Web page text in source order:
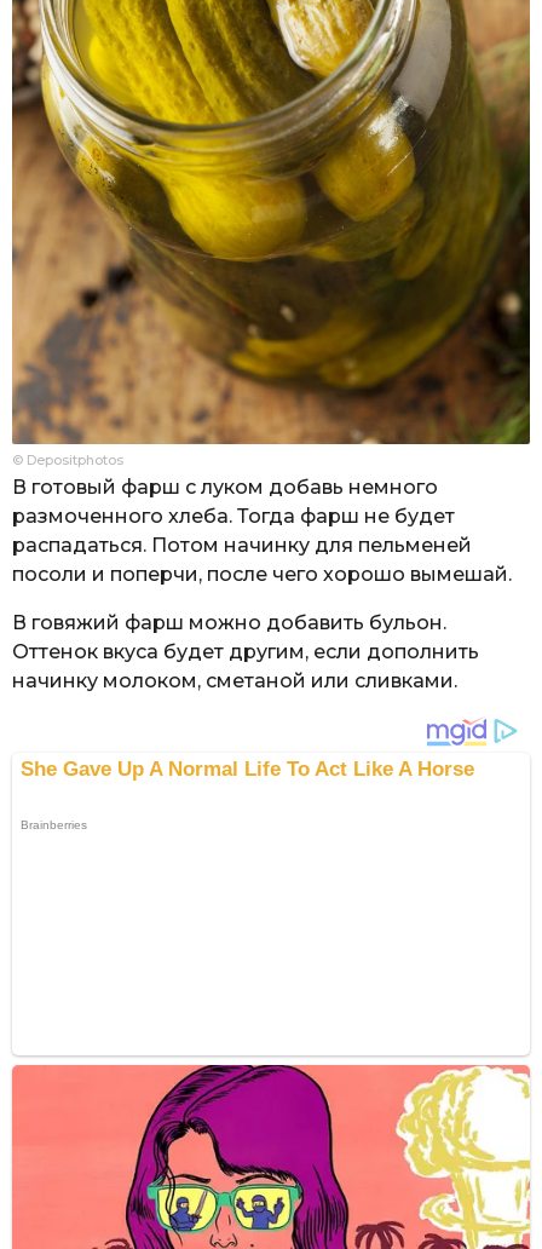
© Depositphotos
В готовый фарш с луком добавь немного
размоченного хлеба. Тогда фарш не будет
распадаться. Потом начинку для пельменей
посоли и поперчи, после чего хорошо вымешай.
В говяжий фарш можно добавить бульон.
Оттенок вкуса будет другим, если дополнить
начинку молоком, сметаной или сливками.